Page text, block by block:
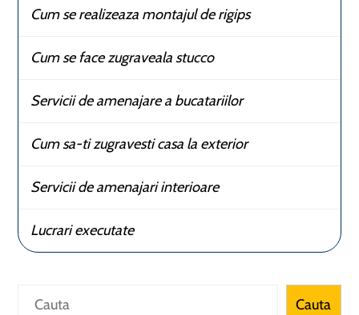
Cum se realizeaza montajul de rigips
Cum se face zugraveala stucco
Servicii de amenajare a bucatariilor
Cum sa-ti zugravesti casa la exterior
Servicii de amenajari interioare
Lucrari executate
Caută Cauta